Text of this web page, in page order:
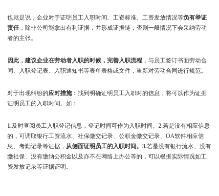
也就是说，企业对于证明员工入职时间、工资标准、工资发放情况等负有举证
责任 ，除非公司能拿出有利证据，并形成证据链，否则一般情况下会采纳劳动
者的主张。
因此，建议企业在劳动者入职的时候，完善入职流程 ，与员工签订书面劳动合
同、入职登记表、入职通知书等表单表格或文件，重新对劳动合同进行规范。
对于出现纠纷的应对措施：找到明确证明员工入职时的信息，将可以作为证据
证明员工的入职时间。如：
1.及时查阅员工入职登记信息，登记时间可作为入职时间。2.若是没有相应信息
的，可调取银行工资流水、社保缴交记录、公积金缴交记录、OA软件相应信
息、考勤记录等证据， 从侧面证明员工的入职时间。3.若是没有银行流水、没有
缴社保、没有缴纳公积金以及亦不在网络上办公等的，可以根据实际情况如工
资发放记录等证据证明。